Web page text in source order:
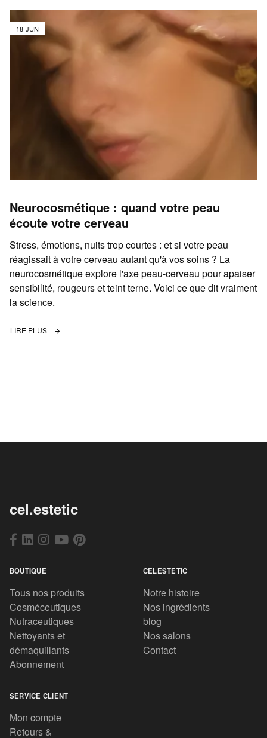
18 JUN
Neurocosmétique : quand votre peau
écoute votre cerveau
Stress, émotions, nuits trop courtes : et si votre peau
réagissait à votre cerveau autant qu'à vos soins ? La
neurocosmétique explore l'axe peau-cerveau pour apaiser
sensibilité, rougeurs et teint terne. Voici ce que dit vraiment
la science.
LIRE PLUS
cel.estetic
BOUTIQUE
Tous nos produits
Cosméceutiques
Nutraceutiques
Nettoyants et
démaquillants
Abonnement
CELESTETIC
Notre histoire
Nos ingrédients
blog
Nos salons
Contact
SERVICE CLIENT
Mon compte
Retours &